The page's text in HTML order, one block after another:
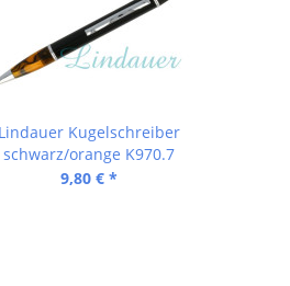
Lindauer Kugelschreiber
schwarz/orange K970.7
9,80 € *